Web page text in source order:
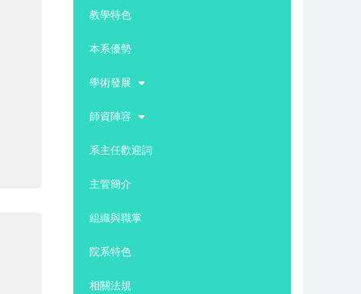
教學特色
本系優勢
學術發展
師資陣容
系主任歡迎詞
主管簡介
組織與職掌
院系特色
相關法規